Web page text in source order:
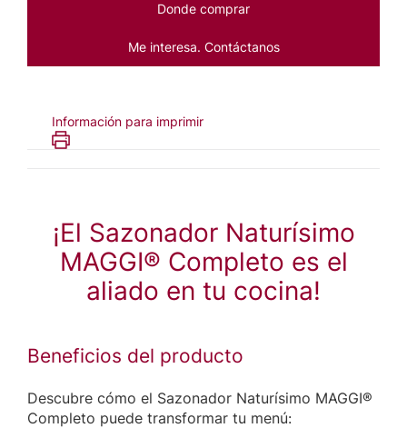
Donde comprar
Me interesa. Contáctanos
Información para imprimir
¡El Sazonador Naturísimo
MAGGI® Completo es el
aliado en tu cocina!
Beneficios del producto
Descubre cómo el Sazonador Naturísimo MAGGI®
Completo puede transformar tu menú: